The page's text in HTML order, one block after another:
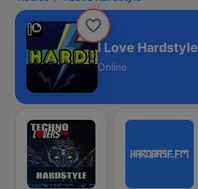
I Love Hardstyle
Online